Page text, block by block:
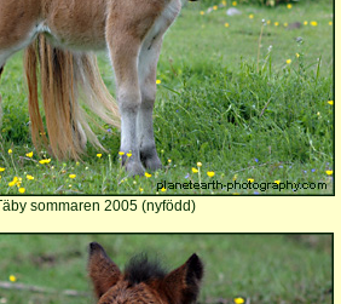
sommaren 2005 (nyfödd)